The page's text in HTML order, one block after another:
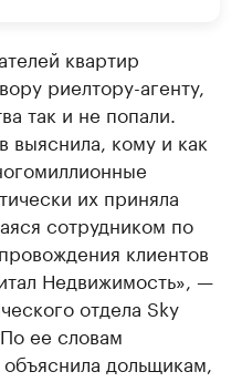
квартир
риелтору-агенту,
так и не попали.
выяснила, кому и как
их приняла
сотрудником по
клиентов
Недвижимость», —
отдела Sky
ее словам
дольщикам,